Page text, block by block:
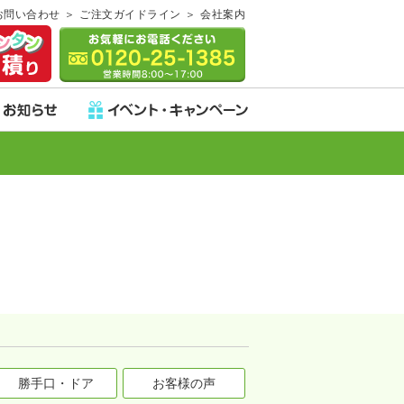
問い合わせ ご注文ガイドライン 会社案内
勝手口・ドア お客様の声